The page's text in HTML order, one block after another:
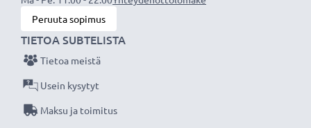
Mitat: 25,3 x 32,7 x 8mm
CELLONIC vaihtoakku - korkeaa laatua edulliseen
hintaan.
★3 vuoden takuu
Peruuta sopimus
TIETOA SUBTELISTA
Tietoa meistä
Usein kysytyt
Maksu ja toimitus